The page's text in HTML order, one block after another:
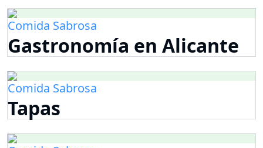
Comida Sabrosa
Gastronomía en Alicante
Comida Sabrosa
Tapas